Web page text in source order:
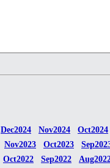
Dec2024 Nov2024
Oct2024
Nov2023 Oct2023
Oct2022 Sep2022